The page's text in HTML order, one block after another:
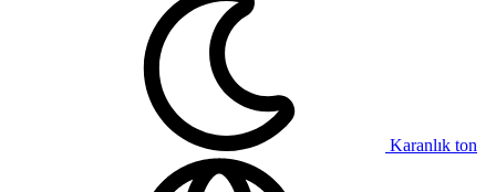
Karanlık ton